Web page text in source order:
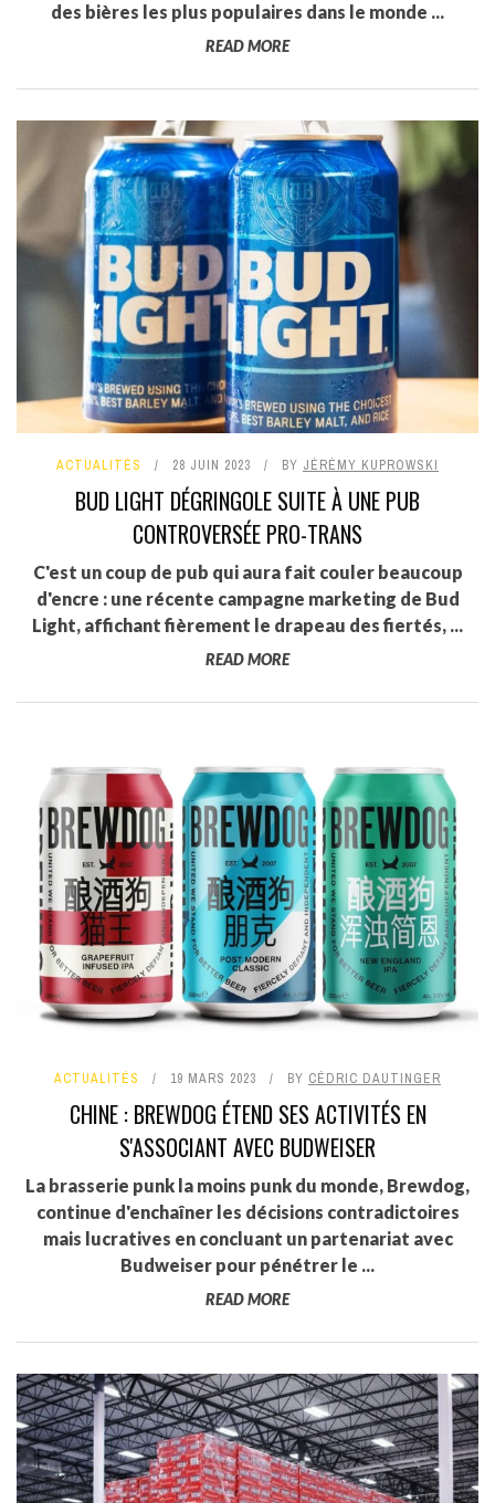
des bières les plus populaires dans le monde ...
READ MORE
ACTUALITÉS 28 JUIN 2023 BY JÉRÉMY KUPROWSKI
BUD LIGHT DÉGRINGOLE SUITE À UNE PUB
CONTROVERSÉE PRO-TRANS
C'est un coup de pub qui aura fait couler beaucoup
d'encre : une récente campagne marketing de Bud
Light, affichant fièrement le drapeau des fiertés, ...
READ MORE
ACTUALITÉS 19 MARS 2023 BY CÉDRIC DAUTINGER
CHINE : BREWDOG ÉTEND SES ACTIVITÉS EN
S'ASSOCIANT AVEC BUDWEISER
La brasserie punk la moins punk du monde, Brewdog,
continue d'enchaîner les décisions contradictoires
mais lucratives en concluant un partenariat avec
Budweiser pour pénétrer le ...
READ MORE